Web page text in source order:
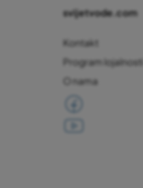
svijetvode.com
Kontakt
Program lojalnosti
O nama